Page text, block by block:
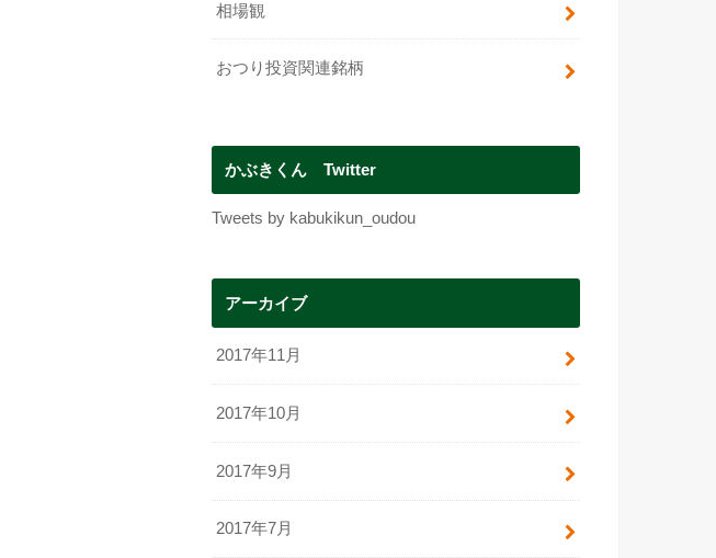
相場観
おつり投資関連銘柄
かぶきくん Twitter
Tweets by kabukikun_oudou
アーカイブ
2017年11月
2017年10月
2017年9月
2017年7月